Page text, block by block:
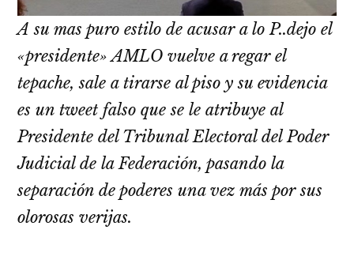
A su mas puro estilo de acusar a lo P..dejo el
«presidente» AMLO vuelve a regar el
tepache, sale a tirarse al piso y su evidencia
es un tweet falso que se le atribuye al
Presidente del Tribunal Electoral del Poder
Judicial de la Federación, pasando la
separación de poderes una vez más por sus
olorosas verijas.